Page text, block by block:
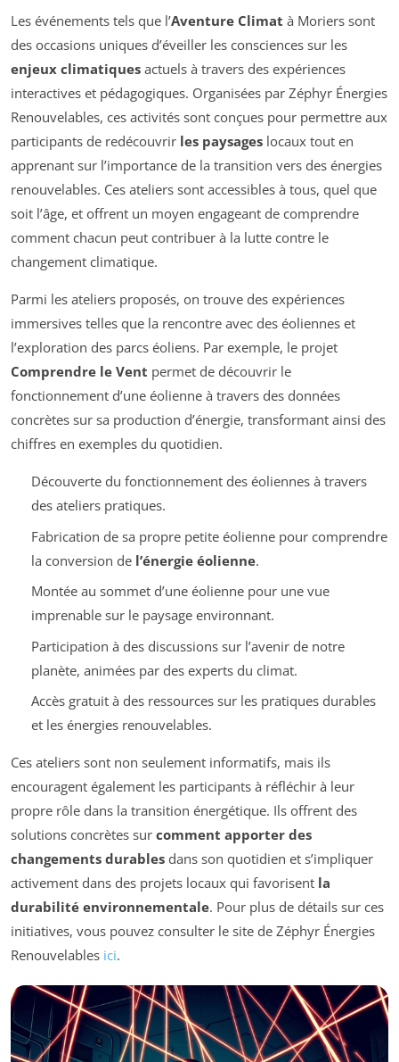
Les événements tels que l’Aventure Climat à Moriers sont
des occasions uniques d’éveiller les consciences sur les
enjeux climatiques actuels à travers des expériences
interactives et pédagogiques. Organisées par Zéphyr Énergies
Renouvelables, ces activités sont conçues pour permettre aux
participants de redécouvrir les paysages locaux tout en
apprenant sur l’importance de la transition vers des énergies
renouvelables. Ces ateliers sont accessibles à tous, quel que
soit l’âge, et offrent un moyen engageant de comprendre
comment chacun peut contribuer à la lutte contre le
changement climatique.
Parmi les ateliers proposés, on trouve des expériences
immersives telles que la rencontre avec des éoliennes et
l’exploration des parcs éoliens. Par exemple, le projet
Comprendre le Vent permet de découvrir le
fonctionnement d’une éolienne à travers des données
concrètes sur sa production d’énergie, transformant ainsi des
chiffres en exemples du quotidien.
Découverte du fonctionnement des éoliennes à travers
des ateliers pratiques.
Fabrication de sa propre petite éolienne pour comprendre
la conversion de l’énergie éolienne.
Montée au sommet d’une éolienne pour une vue
imprenable sur le paysage environnant.
Participation à des discussions sur l’avenir de notre
planète, animées par des experts du climat.
Accès gratuit à des ressources sur les pratiques durables
et les énergies renouvelables.
Ces ateliers sont non seulement informatifs, mais ils
encouragent également les participants à réfléchir à leur
propre rôle dans la transition énergétique. Ils offrent des
solutions concrètes sur comment apporter des
changements durables dans son quotidien et s’impliquer
activement dans des projets locaux qui favorisent la
durabilité environnementale. Pour plus de détails sur ces
initiatives, vous pouvez consulter le site de Zéphyr Énergies
Renouvelables ici.